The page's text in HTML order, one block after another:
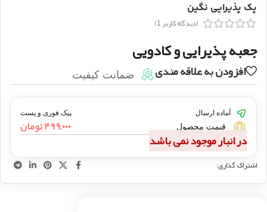
پک پذیرایی نگین
(دیدگاه کاربر1
)
جعبه پذیرایی و کادویی
افزودن به علاقه مندی ضمانت کیفیت
آماده ارسال پیک فوری و پست
قیمت محصول ۴۹۹,۰۰۰تومان
در انبار موجود نمی باشد
اشتراک گذاری: